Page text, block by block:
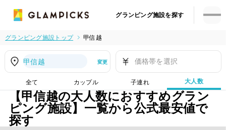
グランピング施設を探す
グランピング施設トップ 甲信越
甲信越 変更 価格帯を選択
全て カップル 子連れ 大人数
【甲信越の大人数におすすめグラン
ピング施設】一覧から公式最安値で
探す